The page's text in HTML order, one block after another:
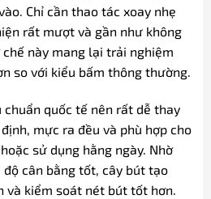
Chỉ cần thao tác xoay nhẹ
rất mượt và gần như không
này mang lại trải nghiệm
so với kiểu bấm thông thường.
quốc tế nên rất dễ thay
mực ra đều và phù hợp cho
sử dụng hằng ngày. Nhờ
cân bằng tốt, cây bút tạo
và kiểm soát nét bút tốt hơn.